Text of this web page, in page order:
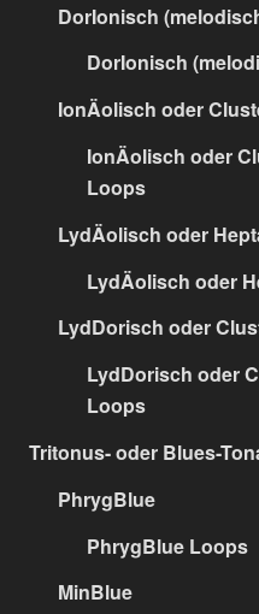
DorIonisch
DorIonisch
IonÄolisch oder
IonÄolisch oder
Loops
LydÄolisch oder
LydÄolisch oder
LydDorisch oder
LydDorisch oder
Loops
Tritonus- oder Blues-
PhrygBlue
PhrygBlue Loops
MinBlue